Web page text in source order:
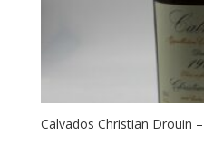
Calvados Christian Drouin